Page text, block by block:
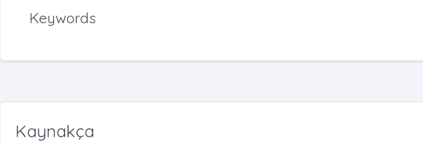
Keywords
Kaynakça